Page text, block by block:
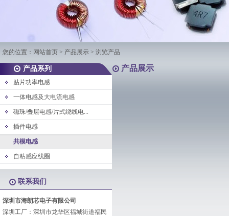
您的位置： 网站首页 > 产品展示 > 浏览产品
产品系列
贴片功率电感
一体电感及大电流电感
磁珠/叠层电感/片式绕线电...
插件电感
共模电感
自粘感应线圈
联系我们
深圳市海朗芯电子有限公司
深圳工厂：深圳市龙华区福城街道福民
产品展示